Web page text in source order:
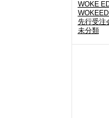
WOKE
先行受注
未分類